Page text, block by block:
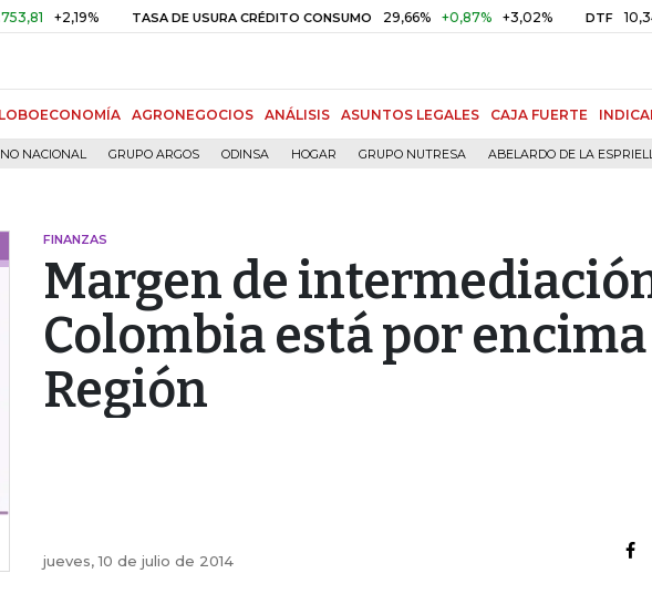
TASA DE USURA CRÉDITO CONSUMO 29,66% +0,87% +3,02% DTF 10,34%
AGRONEGOCIOS ANÁLISIS ASUNTOS LEGALES CAJA FUERTE
NACIONAL GRUPO ARGOS ODINSA HOGAR GRUPO NUTRESA ABELARDO DE LA
FINANZAS
Margen de
Colombia está por
Región
jueves, 10 de julio de 2014